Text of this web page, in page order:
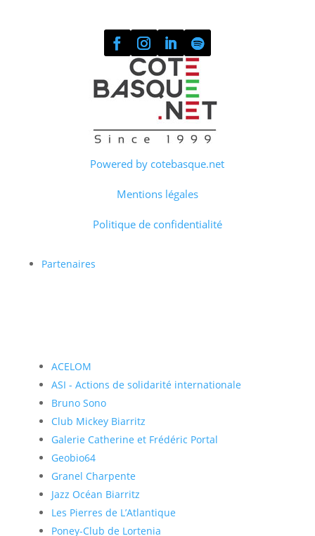
Powered by cotebasque.net
Mentions légales
Politique de confidentialité
Partenaires
ACELOM
ASI - Actions de solidarité internationale
Bruno Sono
Club Mickey Biarritz
Galerie Catherine et Frédéric Portal
Geobio64
Granel Charpente
Jazz Océan Biarritz
Les Pierres de L’Atlantique
Poney-Club de Lortenia